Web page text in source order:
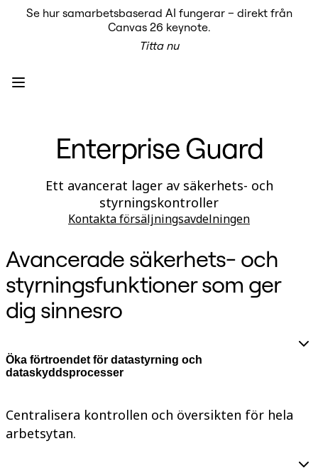
Intelligent Canvas™
Kopplingar
MCP Server
Utforska AI-playbooks
Blueprints
Integrationer
Säkerhet
Enterprise Guard
Ladda ner appar
Format
Whiteboard
Diagram
Tidslinjer
Docs
Slides
Användarexempel
Utforska Miroverse
Allmänt
Se hur samarbetsbaserad AI fungerar – direkt från
Canvas 26 keynote.
Titta nu
Enterprise Guard
Ett avancerat lager av säkerhets- och
styrningskontroller
Kontakta försäljningsavdelningen
Avancerade säkerhets- och
styrningsfunktioner som ger
dig sinnesro
Öka förtroendet för datastyrning och
dataskyddsprocesser
Centralisera kontrollen och översikten för hela
arbetsytan.